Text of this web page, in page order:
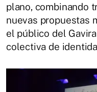
plano, combinando
nuevas propuestas
el público del
colectiva de